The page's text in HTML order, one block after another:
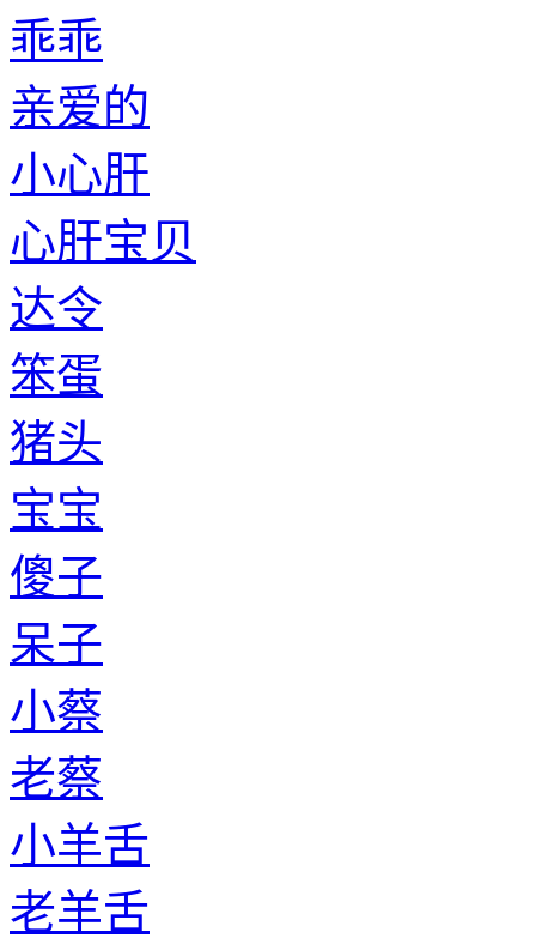
乖乖
亲爱的
小心肝
心肝宝贝
达令
笨蛋
猪头
宝宝
傻子
呆子
小蔡
老蔡
小羊舌
老羊舌